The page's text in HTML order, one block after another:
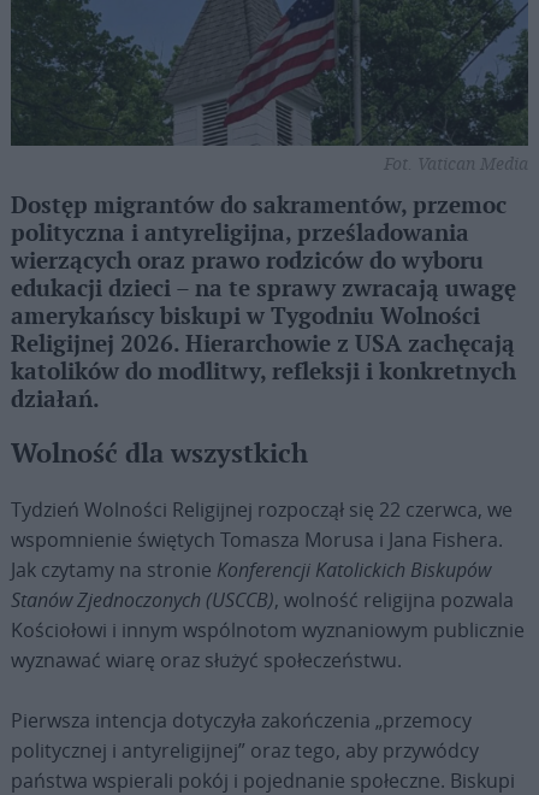
Fot. Vatican Media
Dostęp migrantów do sakramentów, przemoc
polityczna i antyreligijna, prześladowania
wierzących oraz prawo rodziców do wyboru
edukacji dzieci – na te sprawy zwracają uwagę
amerykańscy biskupi w Tygodniu Wolności
Religijnej 2026. Hierarchowie z USA zachęcają
katolików do modlitwy, refleksji i konkretnych
działań.
Wolność dla wszystkich
Tydzień Wolności Religijnej rozpoczął się 22 czerwca, we
wspomnienie świętych Tomasza Morusa i Jana Fishera.
Jak czytamy na stronie Konferencji Katolickich Biskupów
Stanów Zjednoczonych (USCCB), wolność religijna pozwala
Kościołowi i innym wspólnotom wyznaniowym publicznie
wyznawać wiarę oraz służyć społeczeństwu.
Pierwsza intencja dotyczyła zakończenia „przemocy
politycznej i antyreligijnej” oraz tego, aby przywódcy
państwa wspierali pokój i pojednanie społeczne. Biskupi